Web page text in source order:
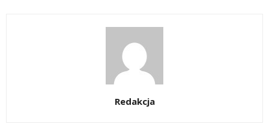
Redakcja